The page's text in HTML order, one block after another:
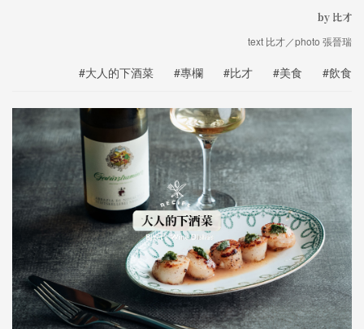
by 比才
text 比才／photo 張晉瑞
#大人的下酒菜 #專欄 #比才 #美食 #飲食